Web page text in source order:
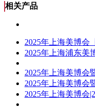
相关产品
2025年上海美博会
2025年上海浦东美
2025年上海美博会
2025年上海美博会
2025年上海美博会